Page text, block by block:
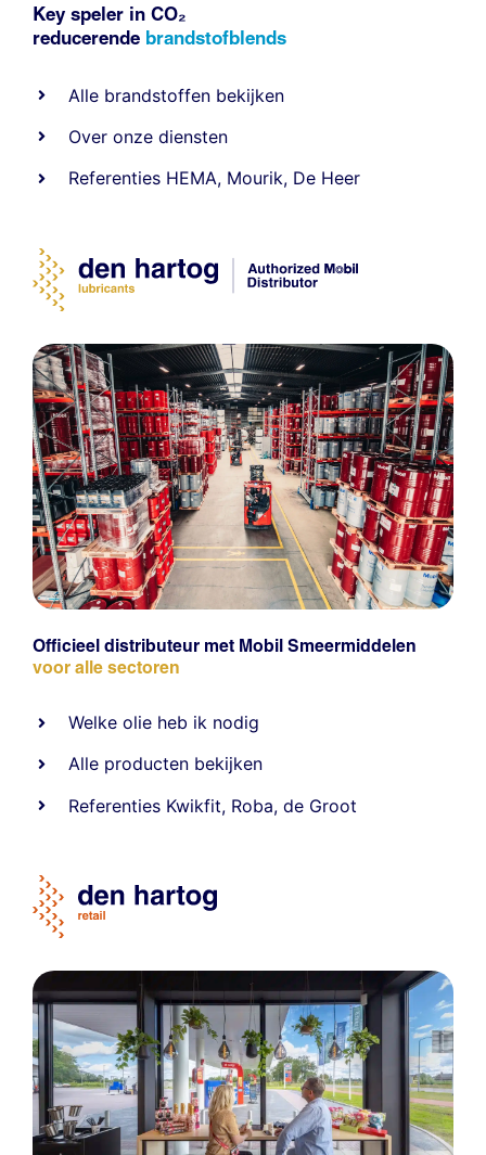
Key speler in CO₂
reducerende brandstofblends
Alle brandstoffen bekijken
Over onze diensten
Referenties HEMA, Mourik, De Heer
Officieel distributeur met Mobil Smeermiddelen
voor alle sectoren
Welke olie heb ik nodig
Alle producten bekijken
Referenties Kwikfit, Roba,de Groot